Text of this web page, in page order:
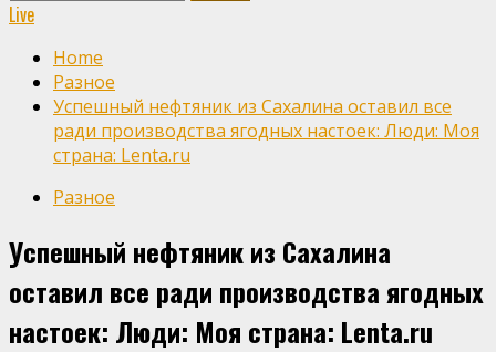
Live
Home
Разное
Успешный нефтяник из Сахалина оставил все
ради производства ягодных настоек: Люди: Моя
страна: Lenta.ru
Разное
Успешный нефтяник из Сахалина
оставил все ради производства ягодных
настоек: Люди: Моя страна: Lenta.ru